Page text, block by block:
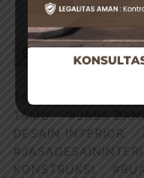
BAGIKAN INI
TAG:
TAMU
#JASA
DESAIN INTERIOR
KONSTRUKSI